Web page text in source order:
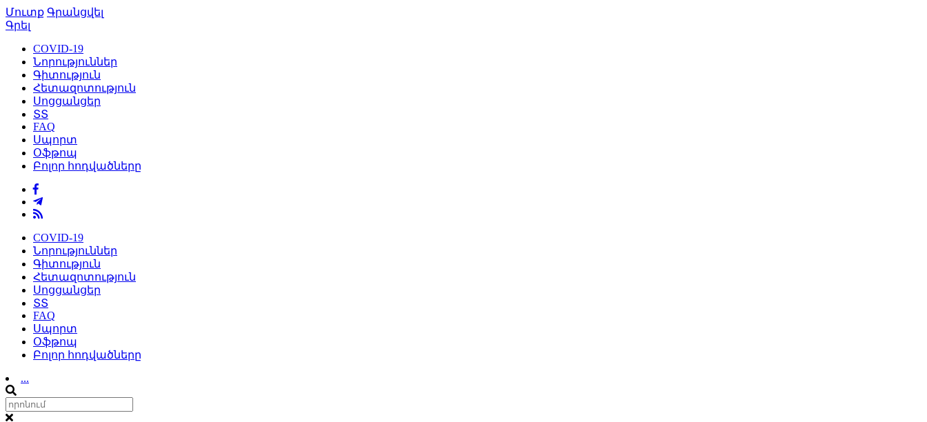
Մուտք Գրանցվել
Գրել
COVID-19
Նորություններ
Գիտություն
Հետազոտություն
Սոցցանցեր
ՏՏ
FAQ
Սպորտ
Օֆթոպ
Բոլոր հոդվածները
COVID-19
Նորություններ
Գիտություն
Հետազոտություն
Սոցցանցեր
ՏՏ
FAQ
Սպորտ
Օֆթոպ
Բոլոր հոդվածները
...